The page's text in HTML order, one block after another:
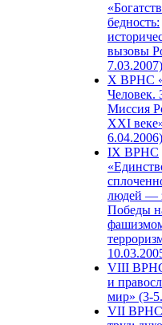
бедность:
вызовы
7.03.2007)
X ВРНС
Человек.
Миссия
XXI
6.04.2006)
IX ВРНС
людей —
Победы
VIII
и
мир» (3-
VII ВРНС